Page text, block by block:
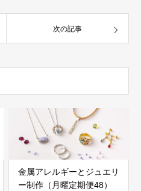
次の記事
金属アレルギーとジュエリ
ー制作（月曜定期便48）